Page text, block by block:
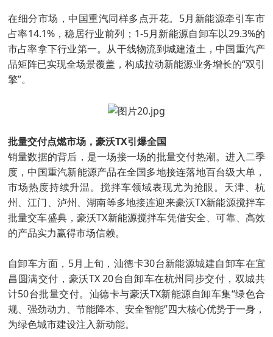
在细分市场，中国重汽同样多点开花。5月新能源牵引车市
占率14.1%，稳居行业前列；1-5月新能源自卸车以29.3%的
市占率拿下行业第一。从干线物流到城建渣土，中国重汽产
品矩阵已实现全场景覆盖，构成拉动新能源业务增长的“双引
擎”。
批量交付点燃市场，豪沃TX引爆全国
销量数据的背后，是一场接一场的批量交付热潮。进入二季
度，中国重汽新能源产品在全国多地接连落地百台级大单，
市场热度持续升温。搅拌车领域表现尤为抢眼。天津、杭
州、江门、泸州、湖南等多地接连迎来豪沃TX新能源搅拌车
批量交车盛典，豪沃TX新能源搅拌车凭借安全、可靠、高效
的产品实力赢得市场信赖。
自卸车方面，5月上旬，汕德卡30台新能源城建自卸车在宜
昌圆满交付，豪沃TX 20台自卸车在杭州同步交付，双城共
计50台批量交付。汕德卡与豪沃TX新能源自卸车集“绿色合
规、强劲动力、节能降本、安全智能”四大核心优势于一身，
为绿色城市建设注入新动能。